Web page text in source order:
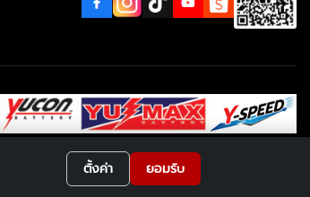
ตั้งค่า ยอมรับ